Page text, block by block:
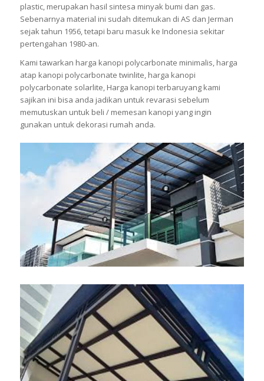
plastic, merupakan hasil sintesa minyak bumi dan gas.
Sebenarnya material ini sudah ditemukan di AS dan Jerman
sejak tahun 1956, tetapi baru masuk ke Indonesia sekitar
pertengahan 1980-an.
Kami tawarkan harga kanopi polycarbonate minimalis, harga
atap kanopi polycarbonate twinlite, harga kanopi
polycarbonate solarlite, Harga kanopi terbaruyang kami
sajikan ini bisa anda jadikan untuk revarasi sebelum
memutuskan untuk beli / memesan kanopi yang ingin
gunakan untuk dekorasi rumah anda.